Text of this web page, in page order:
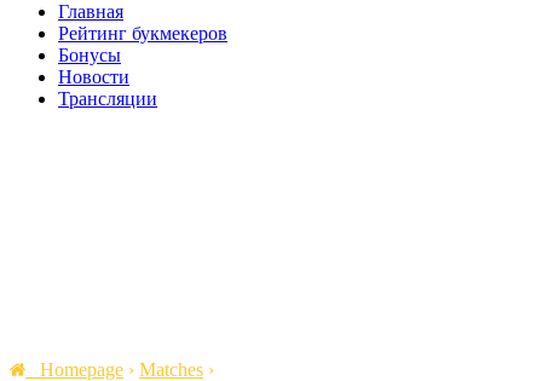
Главная
Рейтинг букмекеров
Бонусы
Новости
Трансляции
Homepage › Matches ›